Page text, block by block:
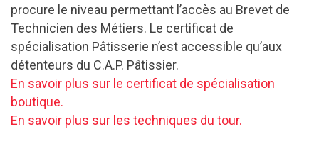
procure le niveau permettant l’accès au Brevet de
Technicien des Métiers. Le certificat de
spécialisation Pâtisserie n’est accessible qu’aux
détenteurs du C.A.P. Pâtissier.
En savoir plus sur le certificat de spécialisation
boutique.
En savoir plus sur les techniques du tour.